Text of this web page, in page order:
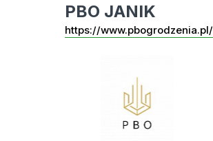
PBO JANIK
https://www.pbogrodzenia.pl/